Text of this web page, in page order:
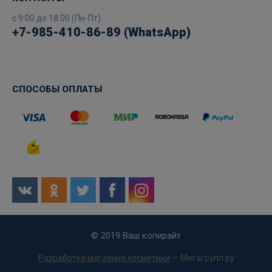
с 9:00 до 18:00 (Пн-Пт)
+7-985-410-86-89 (WhatsApp)
СПОСОБЫ ОПЛАТЫ
© 2019 Ваш копирайт
Разработка магазина косметики — Мегагрупп.ру